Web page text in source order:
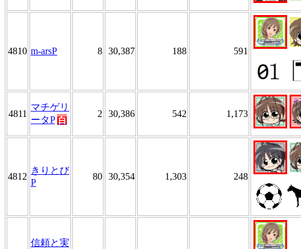
4810 m-arsP 8 30,387 188 591
4811
マチゲリ
ータP 百
2 30,386 542 1,173
4812
きりとび
P
80 30,354 1,303 248
信頼と実